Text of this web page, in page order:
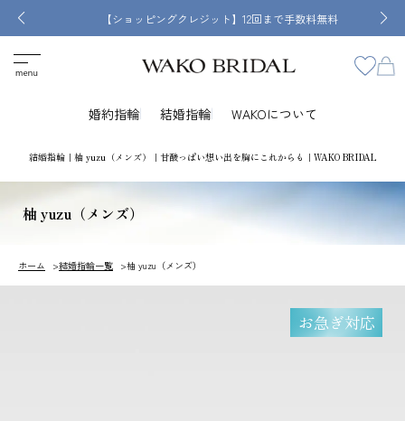
【ショッピングクレジット】12回まで手数料無料
婚約指輪 結婚指輪 WAKOについて
結婚指輪｜柚 yuzu（メンズ）｜甘酸っぱい想い出を胸にこれからも｜WAKO BRIDAL
柚 yuzu（メンズ）
ホーム 結婚指輪一覧 柚 yuzu（メンズ）
お急ぎ対応